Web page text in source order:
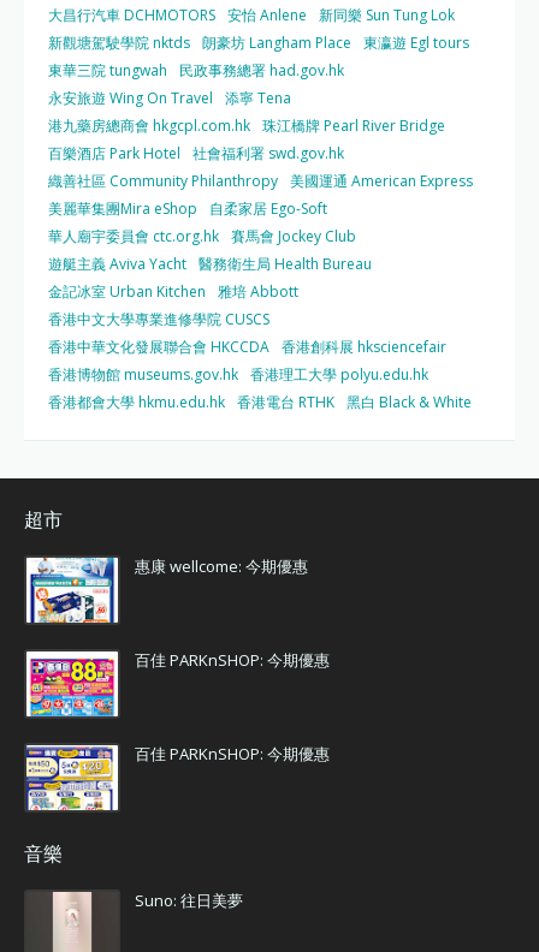
大昌行汽車 DCHMOTORS 安怡 Anlene
新同樂 Sun Tung Lok
新觀塘駕駛學院 nktds 朗豪坊 Langham Place
東瀛遊 Egl tours
東華三院 tungwah
民政事務總署 had.gov.hk
永安旅遊 Wing On Travel
添寧 Tena
港九藥房總商會 hkgcpl.com.hk 珠江橋牌 Pearl River Bridge
百樂酒店 Park Hotel
社會福利署 swd.gov.hk
織善社區 Community Philanthropy 美國運通 American Express
美麗華集團Mira eShop
自柔家居 Ego-Soft
華人廟宇委員會 ctc.org.hk 賽馬會 Jockey Club
遊艇主義 Aviva Yacht 醫務衛生局 Health Bureau
金記冰室 Urban Kitchen
雅培 Abbott
香港中文大學專業進修學院 CUSCS
香港中華文化發展聯合會 HKCCDA 香港創科展 hksciencefair
香港博物館 museums.gov.hk 香港理工大學 polyu.edu.hk
香港都會大學 hkmu.edu.hk 香港電台 RTHK 黑白 Black & White
超市
惠康 wellcome: 今期優惠
百佳 PARKnSHOP: 今期優惠
百佳 PARKnSHOP: 今期優惠
音樂
Suno: 往日美夢